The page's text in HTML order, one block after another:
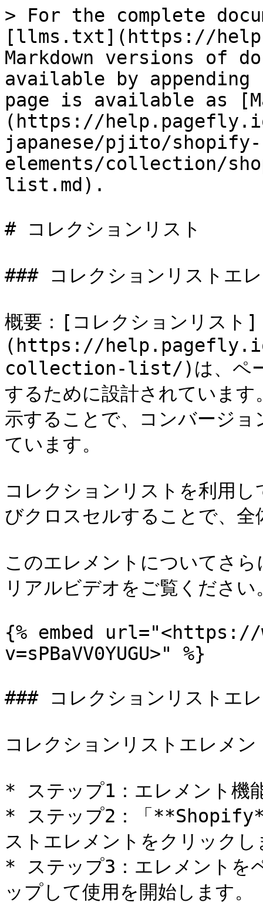
> For the complete
[llms.txt](https://
Markdown versions of
available by
page is available as
(https://
japanese/pjito/shopify-
elements/collection/
list.md).
# コレクションリスト
### コレクションリストエ
概要：[コレクションリスト]
(https://
collection-list/)は、ペー
するために設計されていま
示することで、コンバージ
ています。
コレクションリストを利用
びクロスセルすることで、
このエレメントについてさ
リアルビデオをご覧ください
{% embed url="<https://
v=sPBaVV0YUGU>" %}
### コレクションリストエ
コレクションリストエレメ
* ステップ1：エレメント機
* ステップ2：「
ストエレメントをクリックし
* ステップ3：エレメントを
ップして使用を開始します。